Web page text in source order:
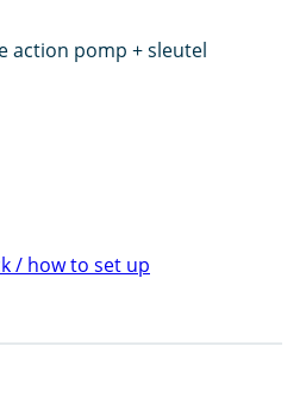
action pomp + sleutel
/ how to set up